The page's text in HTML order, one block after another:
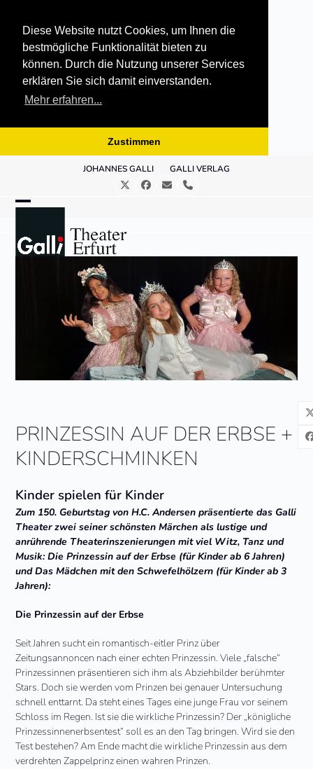
Diese Website nutzt Cookies, um Ihnen die
bestmögliche Funktionalität bieten zu
können. Durch die Nutzung unserer Services
erklären Sie sich damit einverstanden.
Mehr erfahren...
Zustimmen
JOHANNES GALLI GALLI VERLAG
TwitterFacebook
E- Telefon
mobile
menu
mobile
menu
PRINZESSIN AUF DER ERBSE +
KINDERSCHMINKEN
Kinder spielen für Kinder
Zum 150. Geburtstag von H.C. Andersen präsentierte das Galli
Theater zwei seiner schönsten Märchen als lustige und
anrührende Theaterinszenierungen mit viel Witz, Tanz und
Musik: Die Prinzessin auf der Erbse (für Kinder ab 6 Jahren)
und Das Mädchen mit den Schwefelhölzern (für Kinder ab 3
Jahren):
Die Prinzessin auf der Erbse
Seit Jahren sucht ein romantisch-eitler Prinz über
Zeitungsannoncen nach einer echten Prinzessin. Viele „falsche“
Prinzessinnen präsentieren sich ihm als Abziehbilder berühmter
Stars. Doch sie werden vom Prinzen bei genauer Untersuchung
schnell enttarnt. Da steht eines Tages eine junge Frau vor seinem
Schloss im Regen. Ist sie die wirkliche Prinzessin? Der „königliche
Prinzessinnenerbsentest“ soll es an den Tag bringen. Wird sie den
Test bestehen? Am Ende macht die wirkliche Prinzessin aus dem
verdrehten Zappelprinz einen wahren Prinzen.